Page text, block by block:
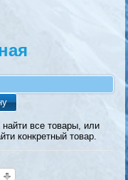
все товары, или
конкретный товар.